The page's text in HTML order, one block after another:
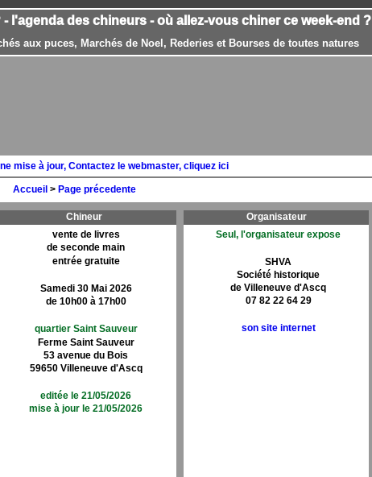
l'agenda des chineurs - où allez-vous chiner ce week-end ?
aux puces, Marchés de Noel, Rederies et Bourses de toutes natures
mise à jour, Contactez le webmaster, cliquez ici
Accueil > Page précedente
Chineur
vente de livres
de seconde main
entrée gratuite
Samedi 30 Mai 2026
de 10h00 à 17h00
quartier Saint Sauveur
Ferme Saint Sauveur
53 avenue du Bois
59650 Villeneuve d'Ascq
editée le 21/05/2026
mise à jour le 21/05/2026
Organisateur
Seul, l'organisateur expose
SHVA
Société historique
de Villeneuve d'Ascq
07 82 22 64 29
son site internet